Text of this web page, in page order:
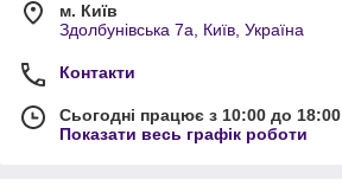
м. Київ
Здолбунівська 7а, Київ, Україна
Контакти
Сьогодні працює з 10:00 до 18:00
Показати весь графік роботи